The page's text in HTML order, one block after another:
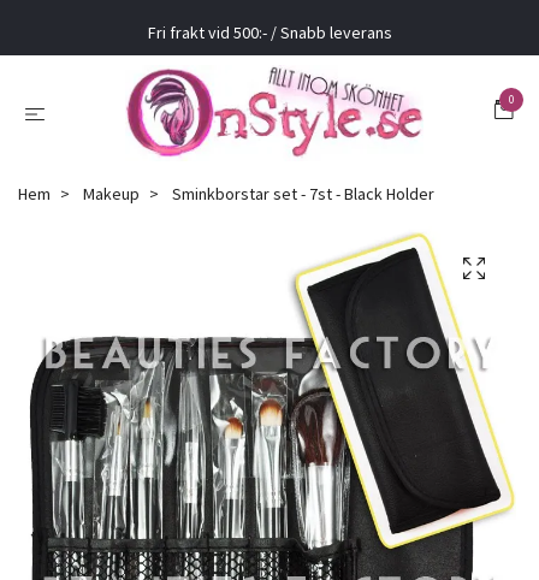
Fri frakt vid 500:- / Snabb leverans
0
Hem Makeup Sminkborstar set - 7st - Black Holder